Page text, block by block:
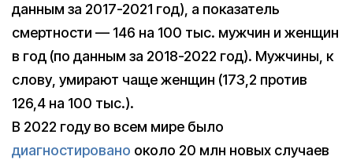
данным за 2017-2021 год), а показатель
смертности — 146 на 100 тыс. мужчин и женщин
в год (по данным за 2018-2022 год). Мужчины, к
слову, умирают чаще женщин (173,2 против
126,4 на 100 тыс.).
В 2022 году во всем мире было
диагностировано около 20 млн новых случаев